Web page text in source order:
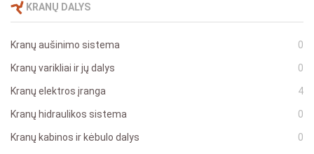
KRANŲ DALYS
Kranų aušinimo sistema 0
Kranų varikliai ir jų dalys 0
Kranų elektros įranga 4
Kranų hidraulikos sistema 0
Kranų kabinos ir kėbulo dalys 0